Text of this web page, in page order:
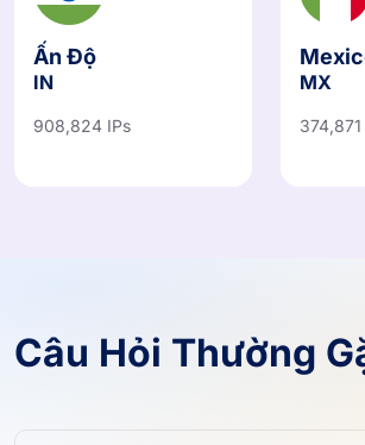
Ấn Độ
IN
908,824 IPs
MX
374,871
Câu Hỏi Thường